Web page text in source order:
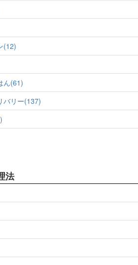
(12)
ん(61)
バリー(137)
法